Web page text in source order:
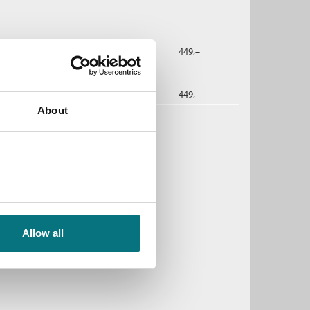
About
Allow all
449,–
til Bjerkebæk
2026 449,–